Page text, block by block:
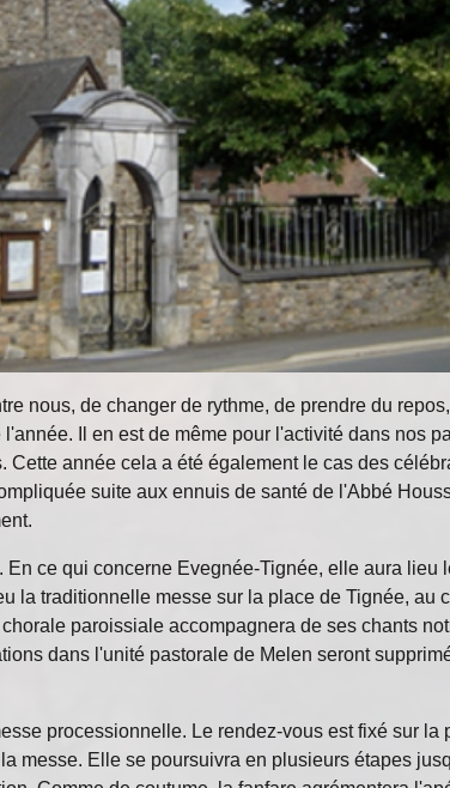
nous, de changer de rythme, de prendre du
Il en est de même pour l'activité dans nos
année cela a été également le cas des
suite aux ennuis de santé de l'Abbé
ce qui concerne Evegnée-Tignée, elle aura lieu
la traditionnelle messe sur la place de Tignée, au
paroissiale accompagnera de ses chants
dans l'unité pastorale de Melen seront
processionnelle. Le rendez-vous est fixé sur la
messe. Elle se poursuivra en plusieurs étapes